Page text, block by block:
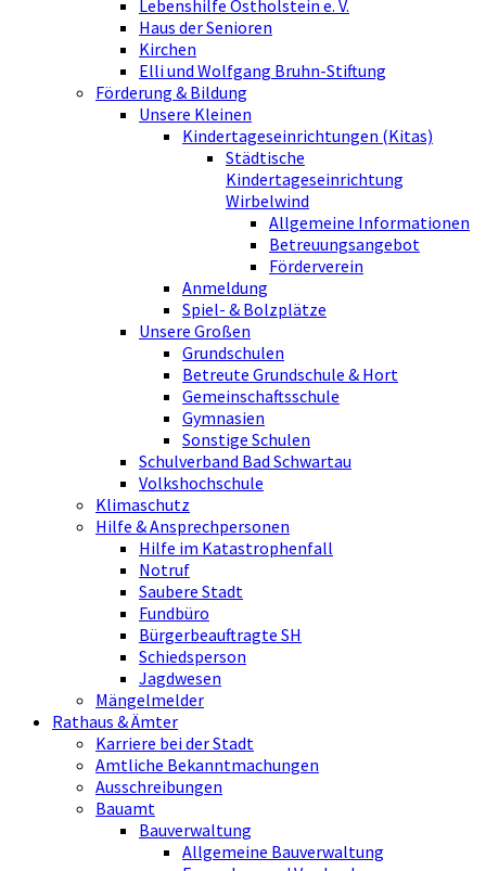
Lebenshilfe Ostholstein e. V.
Haus der Senioren
Kirchen
Elli und Wolfgang Bruhn-Stiftung
Förderung & Bildung
Unsere Kleinen
Kindertageseinrichtungen (Kitas)
Städtische
Kindertageseinrichtung
Wirbelwind
Allgemeine Informationen
Betreuungsangebot
Förderverein
Anmeldung
Spiel- & Bolzplätze
Unsere Großen
Grundschulen
Betreute Grundschule & Hort
Gemeinschaftsschule
Gymnasien
Sonstige Schulen
Schulverband Bad Schwartau
Volkshochschule
Klimaschutz
Hilfe & Ansprechpersonen
Hilfe im Katastrophenfall
Notruf
Saubere Stadt
Fundbüro
Bürgerbeauftragte SH
Schiedsperson
Jagdwesen
Mängelmelder
Rathaus & Ämter
Karriere bei der Stadt
Amtliche Bekanntmachungen
Ausschreibungen
Bauamt
Bauverwaltung
Allgemeine Bauverwaltung